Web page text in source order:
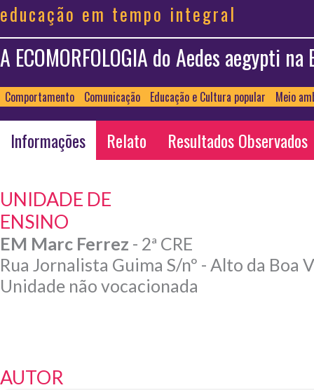
educação em tempo integral
A ECOMORFOLOGIA do Aedes aegypti na
Comportamento Comunicação Educação e Cultura popular Meio
Informações Relato Resultados Observados
UNIDADE DE
ENSINO
EM Marc Ferrez - 2ª CRE
Rua Jornalista Guima S/nº - Alto da Boa
Unidade não vocacionada
AUTOR